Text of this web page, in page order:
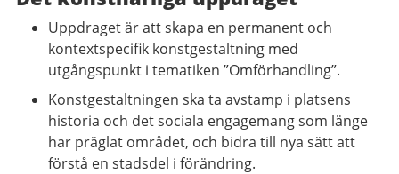
Uppdraget är att skapa en permanent och
kontextspecifik konstgestaltning med
utgångspunkt i tematiken ”Omförhandling”.
Konstgestaltningen ska ta avstamp i platsens
historia och det sociala engagemang som länge
har präglat området, och bidra till nya sätt att
förstå en stadsdel i förändring.